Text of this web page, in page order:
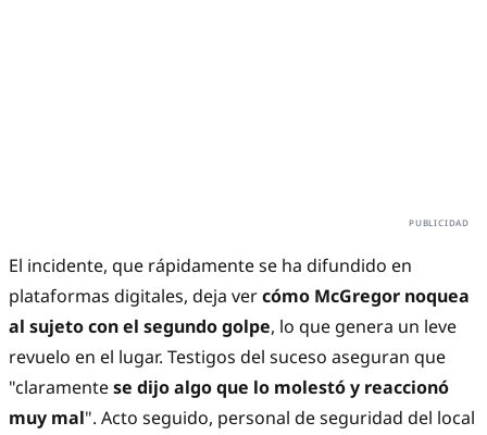
El incidente, que rápidamente se ha difundido en
plataformas digitales, deja vercómo McGregor noquea
al sujeto con el segundo golpe, lo que genera un leve
revuelo en el lugar. Testigos del suceso aseguran que
"claramentese dijo algo que lo molestó y reaccionó
muy mal". Acto seguido, personal de seguridad del local